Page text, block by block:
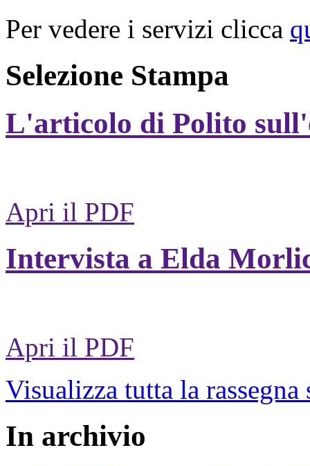
Per vedere i servizi clicca
Selezione Stampa
L'articolo di Polito
Apri il PDF
Intervista a Elda
Apri il PDF
Visualizza tutta la rassegna
In archivio